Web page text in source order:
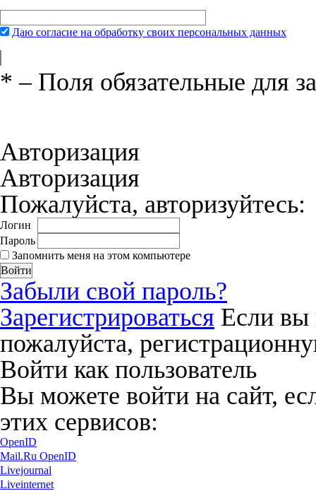
Даю согласие на обработку своих персональных данных
* – Поля обязательные для
Авторизация
Авторизация
Пожалуйста, авторизуйтесь:
Логин
Пароль
Запомнить меня на этом компьютере
Забыли свой пароль?
Зарегистрироваться Если вы
пожалуйста,
Войти как пользователь
Вы можете войти на сайт,
этих сервисов:
OpenID
Mail.Ru OpenID
Livejournal
Liveinternet